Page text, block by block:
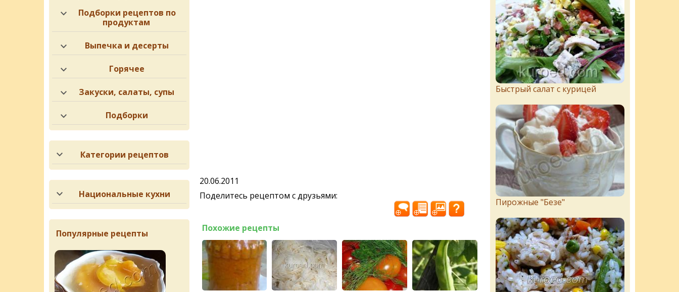
20.06.2011
Поделитесь рецептом с друзьями:
Похожие рецепты
Подборки рецептов по
продуктам
Выпечка и десерты
Горячее
Закуски, салаты, супы
Подборки
Категории рецептов
Национальные кухни
Популярные рецепты
Быстрый салат с курицей
Пирожныe "Бeзe"